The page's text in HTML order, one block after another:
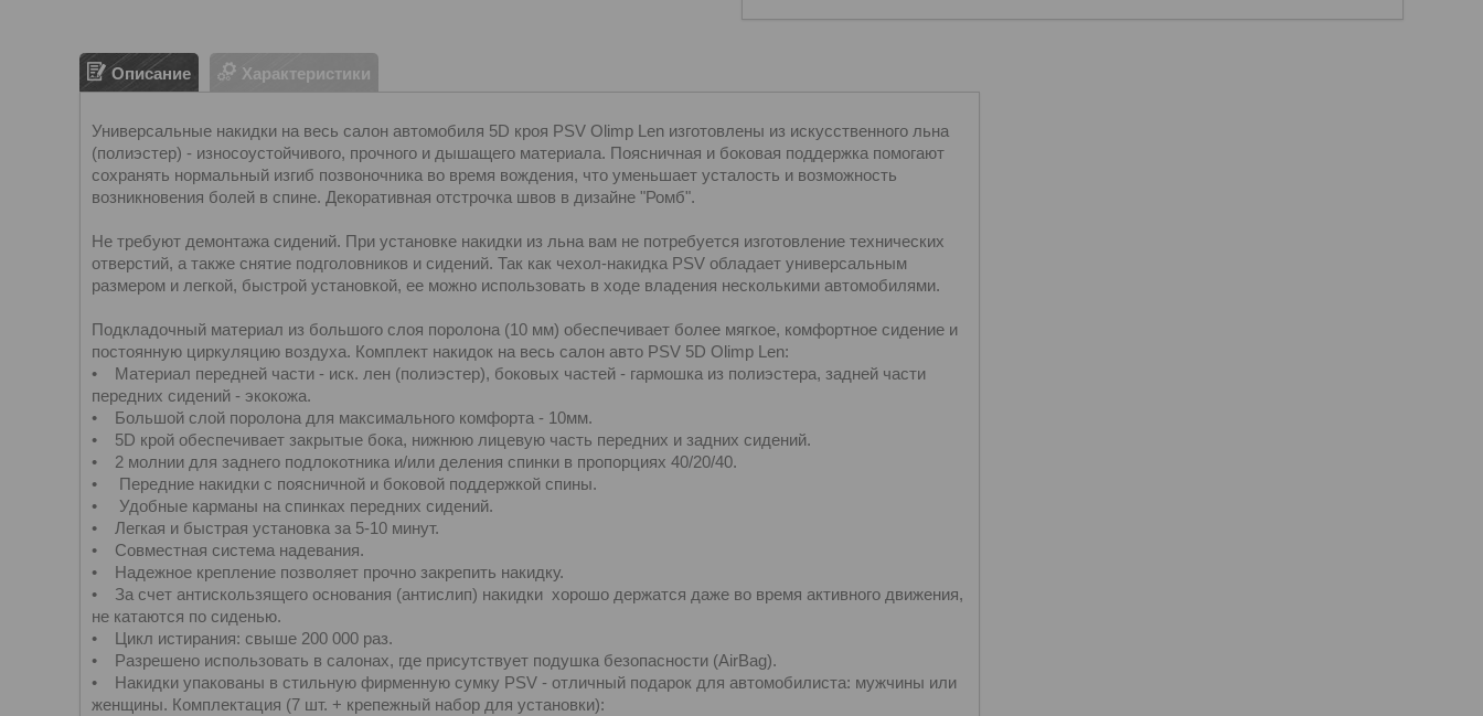
Описание Характеристики
Универсальные накидки на весь салон автомобиля 5D кроя PSV Olimp Len изготовлены из искусственного льна
(полиэстер) - износоустойчивого, прочного и дышащего материала. Поясничная и боковая поддержка помогают
сохранять нормальный изгиб позвоночника во время вождения, что уменьшает усталость и возможность
возникновения болей в спине. Декоративная отстрочка швов в дизайне "Ромб".
Не требуют демонтажа сидений. При установке накидки из льна вам не потребуется изготовление технических
отверстий, а также снятие подголовников и сидений. Так как чехол-накидка PSV обладает универсальным
размером и легкой, быстрой установкой, ее можно использовать в ходе владения несколькими автомобилями.
Подкладочный материал из большого слоя поролона (10 мм) обеспечивает более мягкое, комфортное сидение и
постоянную циркуляцию воздуха. Комплект накидок на весь салон авто PSV 5D Olimp Len:
• Материал передней части - иск. лен (полиэстер), боковых частей - гармошка из полиэстера, задней части
передних сидений - экокожа.
• Большой слой поролона для максимального комфорта - 10мм.
• 5D крой обеспечивает закрытые бока, нижнюю лицевую часть передних и задних сидений.
• 2 молнии для заднего подлокотника и/или деления спинки в пропорциях 40/20/40.
• Передние накидки с поясничной и боковой поддержкой спины.
• Удобные карманы на спинках передних сидений.
• Легкая и быстрая установка за 5-10 минут.
• Совместная система надевания.
• Надежное крепление позволяет прочно закрепить накидку.
• За счет антискользящего основания (антислип) накидки хорошо держатся даже во время активного движения,
не катаются по сиденью.
• Цикл истирания: свыше 200 000 раз.
• Разрешено использовать в салонах, где присутствует подушка безопасности (AirBag).
• Накидки упакованы в стильную фирменную сумку PSV - отличный подарок для автомобилиста: мужчины или
женщины. Комплектация (7 шт. + крепежный набор для установки):